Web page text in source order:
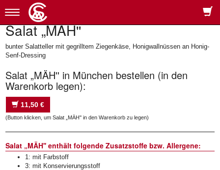
Toggle
navigation
Salat „MÄH''
bunter Salatteller mit gegrilltem Ziegenkäse, Honigwallnüssen an Honig-
Senf-Dressing
Salat „MÄH'' in München bestellen (in den
Warenkorb legen):
11,50 €
(Button klicken, um Salat „MÄH'' in den Warenkorb zu legen)
Salat „MÄH'' enthält folgende Zusatzstoffe bzw. Allergene:
1: mit Farbstoff
3: mit Konservierungsstoff